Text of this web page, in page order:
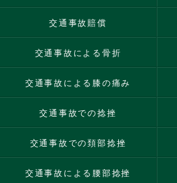
交通事故賠償
交通事故による骨折
交通事故による膝の痛み
交通事故での捻挫
交通事故での頚部捻挫
交通事故による腰部捻挫